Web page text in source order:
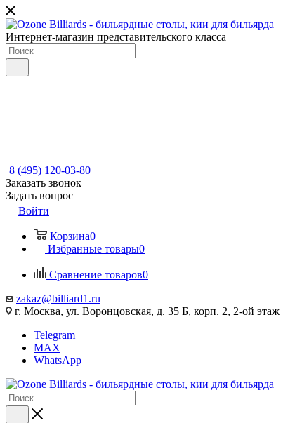
Интернет-магазин представительского класса
8 (495) 120-03-80
Заказать звонок
Задать вопрос
Войти
Корзина0
Избранные товары0
Сравнение товаров0
zakaz@billiard1.ru
г. Москва, ул. Воронцовская, д. 35 Б, корп. 2, 2-ой этаж
Telegram
MAX
WhatsApp